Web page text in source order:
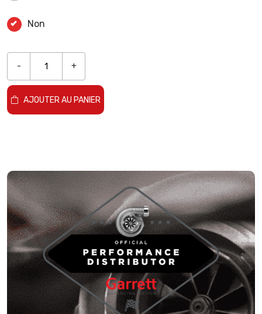
Non
- +
AJOUTER AU PANIER